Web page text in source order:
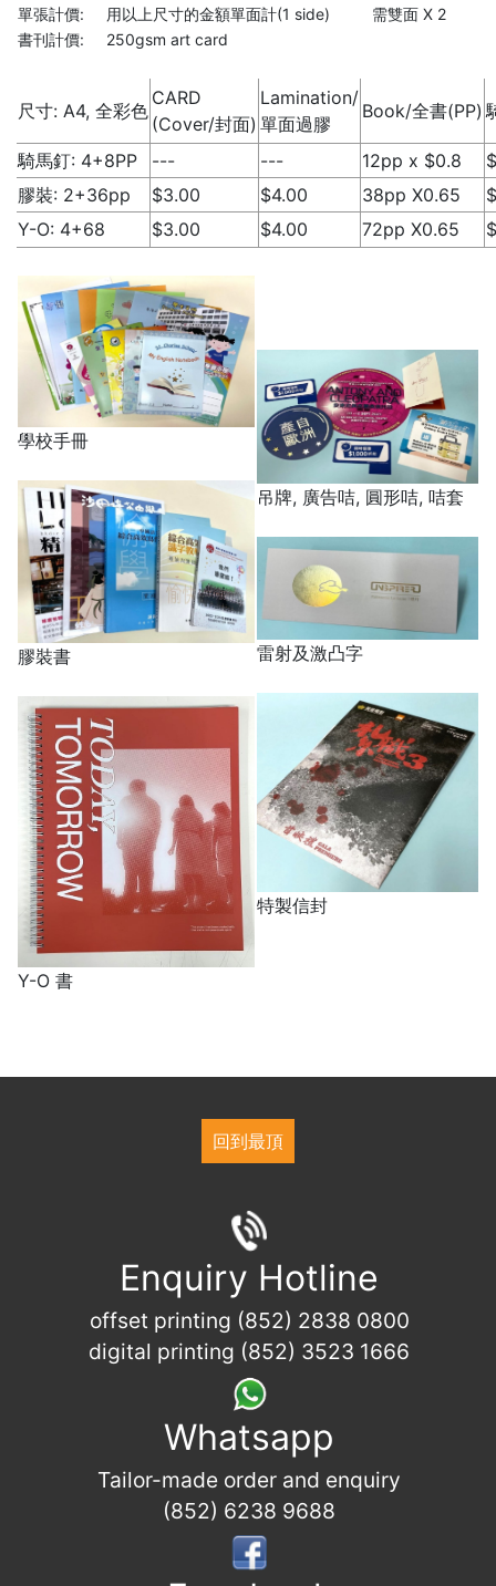
單張計價: 用以上尺寸的金額單面計(1 side)
需雙面 X 2
書刊計價:
250gsm art card
尺寸: A4, 全彩色
CARD
(Cover/封面)
Lamination/
單面過膠
Book/全書(PP)
騎馬釘: 4+8PP --- --- 12pp x $0.8
膠裝: 2+36pp
$3.00 $4.00 38pp X0.65
Y-O: 4+68
$3.00 $4.00 72pp X0.65
學校手冊
膠裝書
Y-O 書
吊牌, 廣告咭, 圓形咭, 咭套
雷射及激凸字
特製信封
回到最頂
Enquiry Hotline
offset printing (852) 2838 0800
digital printing (852) 3523 1666
Whatsapp
Tailor-made order and enquiry
(852) 6238 9688